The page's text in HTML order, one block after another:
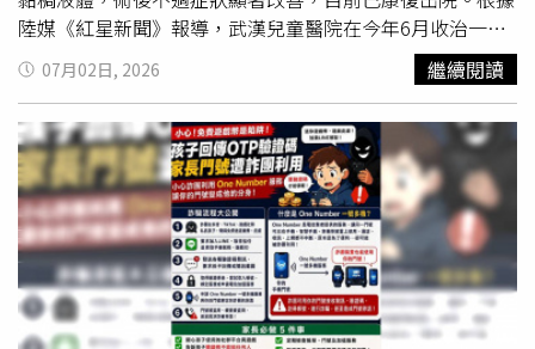
上看華氏112度（約攝氏44.4度），若預報成真，將是紐約
中央公園自2012年以來首度再度出現破百華氏高溫。對
此，紐約市長馬姆達尼6月30日在高溫記者會上，被媒體問
及婚禮是否將造成交通管制時，笑著表示：「我建議所有紐
約市民都待在室內、保持涼爽。如果剛好有人這週要在麥迪
遜廣場花園結婚，那他們正好待在室內，也會很涼快，我認
為這是替全體市民做了一個很好的示範。」泰勒絲與崔維斯
凱爾斯婚禮碰上紐約極端高溫，市長也幽默喊話新人「待在
室內最涼快」。隔天，馬姆達尼又在X及Instagram發布防暑
宣導影片，再次幽默提及婚禮，笑稱「如果有人這個週末
『假設』租下麥迪遜廣場花園辦婚禮，更應該注意這波歷史
常防癌飲食管理上，應採取「多綠少加工」的原則，高營養
師建議民眾應盡量避免攝取香腸、培根等加工肉品，並遠離
油炸食品、精緻甜點、含糖飲料與反式脂肪，同時減少食用
燒焦烤肉與過量飲酒，因為這些飲食型態容易引發體內慢性
發炎、肥胖與代謝異常，從而拉高罹癌風險。日常飲食應多
補充深綠色蔬菜和十字花科蔬菜，以及富含抗氧化成分的莓
果類與茄紅素食物。除了蔬菜水果外，優質蛋白質與油脂的
攝取也扮演關鍵角色，高營養師說明，可以用豆類製品取代
部分動物性蛋白，並將主食改為全穀雜糧以增加膳食纖維的
攝取；脂肪來源則推薦選擇橄欖油、苦茶油或酪梨等好油
脂，並適量補充堅果以獲取維生素E。高營養師也提到，世
界癌症研究基金會（WCRF）的研究報告中，全球約有30%
陸媒《紅星新聞》報導，武漢兒童醫院在今年6月收治一名
罕病女童楚楚，她的家人透露，2個月前她開始出現咳嗽和
呼吸急促的狀況，也去了很多家診所和醫院治療，但不見好
轉。醫療團隊為楚楚進行支氣管肺泡灌洗檢查時發現，洗出
來的液體呈現不尋常的乳白色且黏稠，高度懷疑是肺間質性
病變。後續醫療團隊安排楚楚接受電腦斷層檢查，赫然發現
雙肺佈滿斑片狀的磨玻璃影，呈現典型的「鋪路石徵」影
像，代表肺泡已被大量病理性物質佔據，確診肺部罕見疾病
「肺泡蛋白質沉積症」。院方說明，這種病在兒童身上極為
罕見，若將健康的肺比喻為海綿，肺泡就是進行氣體交換的
孔隙；然而該病會導致患兒的肺泡內充滿黏稠的蛋白質與脂
質，就像海綿孔隙被「泥漿」完全堵死，導致嚴重的氣體交
07月02日, 2026 繼續閱讀